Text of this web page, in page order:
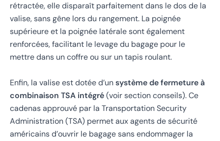
rétractée, elle disparaît parfaitement dans le dos de la
valise, sans gêne lors du rangement. La poignée
supérieure et la poignée latérale sont également
renforcées, facilitant le levage du bagage pour le
mettre dans un coffre ou sur un tapis roulant.
Enfin, la valise est dotée d’unsystème de fermeture à
combinaison TSA intégré(voir section conseils). Ce
cadenas approuvé par la Transportation Security
Administration (TSA) permet aux agents de sécurité
américains d’ouvrir le bagage sans endommager la